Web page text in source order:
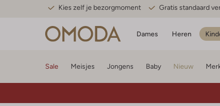
Kies zelf je bezorgmoment Gratis standaard
Dames Heren
Sale Meisjes Jongens Baby Nieuw